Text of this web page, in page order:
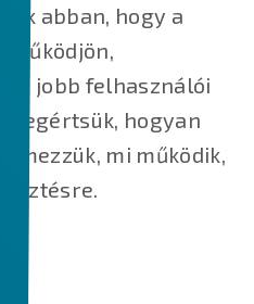
abban, hogy a
működjön,
jobb felhasználói
megértsük, hogyan
mi működik,